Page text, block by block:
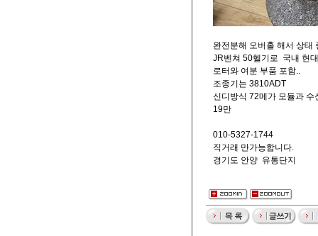
완전분해 오버홀 해서 상태
JR벤쳐 50헬기로 국내 현
로터와 여분 부품 포함..
조종기는 3810ADT
신디방식 72메가 모듈과
19만
010-5327-1744
직거래 만가능합니다.
경기도 안양 유통단지